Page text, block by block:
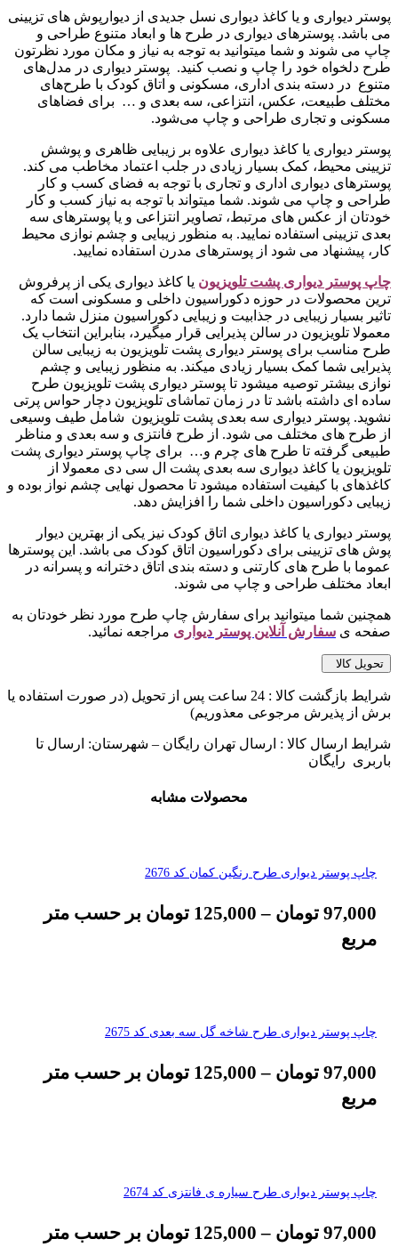
پوستر دیواری و یا کاغذ دیواری نسل جدیدی از دیوارپوش های تزیینی
می باشد. پوسترهای دیواری در طرح ها و ابعاد متنوع طراحی و
چاپ می شوند و شما میتوانید به توجه به نیاز و مکان مورد نظرتون
طرح دلخواه خود را چاپ و نصب کنید. پوستر دیواری در مدل‌های
متنوع در دسته‌ بندی اداری، مسکونی و اتاق کودک با طرح‌های
مختلف طبیعت، عکس، انتزاعی، سه بعدی و … برای فضاهای
مسکونی و تجاری طراحی و چاپ می‌شود.
پوستر دیواری یا کاغذ دیواری علاوه بر زیبایی ظاهری و پوشش
تزیینی محیط، کمک بسیار زیادی در جلب اعتماد مخاطب می کند.
پوسترهای دیواری اداری و تجاری با توجه به فضای کسب و کار
طراحی و چاپ می شوند. شما میتواند با توجه به نیاز کسب و کار
خودتان از عکس های مرتبط، تصاویر انتزاعی و یا پوسترهای سه
بعدی تزیینی استفاده نمایید. به منظور زیبایی و چشم نوازی محیط
کار، پیشنهاد می شود از پوسترهای مدرن استفاده نمایید.
چاپ پوستر دیواری پشت تلویزیون یا کاغذ دیواری یکی از پرفروش
ترین محصولات در حوزه دکوراسیون داخلی و مسکونی است که
تاثیر بسیار زیبایی در جذابیت و زیبایی دکوراسیون منزل شما دارد.
معمولا تلویزیون در سالن پذیرایی قرار میگیرد، بنابراین انتخاب یک
طرح مناسب برای پوستر دیواری پشت تلویزیون به زیبایی سالن
پذیرایی شما کمک بسیار زیادی میکند. به منظور زیبایی و چشم
نوازی بیشتر توصیه میشود تا پوستر دیواری پشت تلویزیون طرح
ساده ای داشته باشد تا در زمان تماشای تلویزیون دچار حواس پرتی
نشوید. پوستر دیواری سه بعدی پشت تلویزیون شامل طیف وسیعی
از طرح های مختلف می شود. از طرح فانتزی و سه بعدی و مناظر
طبیعی گرفته تا طرح های چرم و… برای چاپ پوستر دیواری پشت
تلویزیون یا کاغذ دیواری سه بعدی پشت ال سی دی معمولا از
کاغذهای با کیفیت استفاده میشود تا محصول نهایی چشم نواز بوده و
زیبایی دکوراسیون داخلی شما را افزایش دهد.
پوستر دیواری یا کاغذ دیواری اتاق کودک نیز یکی از بهترین دیوار
پوش های تزیینی برای دکوراسیون اتاق کودک می باشد. این پوسترها
عموما با طرح های کارتنی و دسته بندی اتاق دخترانه و پسرانه در
ابعاد مختلف طراحی و چاپ می شوند.
همچنین شما میتوانید برای سفارش چاپ طرح مورد نظر خودتان به
صفحه ی سفارش آنلاین پوستر دیواری مراجعه نمائید.
تحویل کالا
شرایط بازگشت کالا : 24 ساعت پس از تحویل (در صورت استفاده یا
برش از پذیرش مرجوعی معذوریم)
شرایط ارسال کالا : ارسال تهران رایگان – شهرستان: ارسال تا
باربری رایگان
محصولات مشابه
چاپ پوستر دیواری طرح رنگین کمان کد 2676
97,000 تومان –
125,000 تومان بر حسب متر
مربع
چاپ پوستر دیواری طرح شاخه گل سه بعدی کد 2675
97,000 تومان –
125,000 تومان بر حسب متر
مربع
چاپ پوستر دیواری طرح سیاره ی فانتزی کد 2674
97,000 تومان –
125,000 تومان بر حسب متر